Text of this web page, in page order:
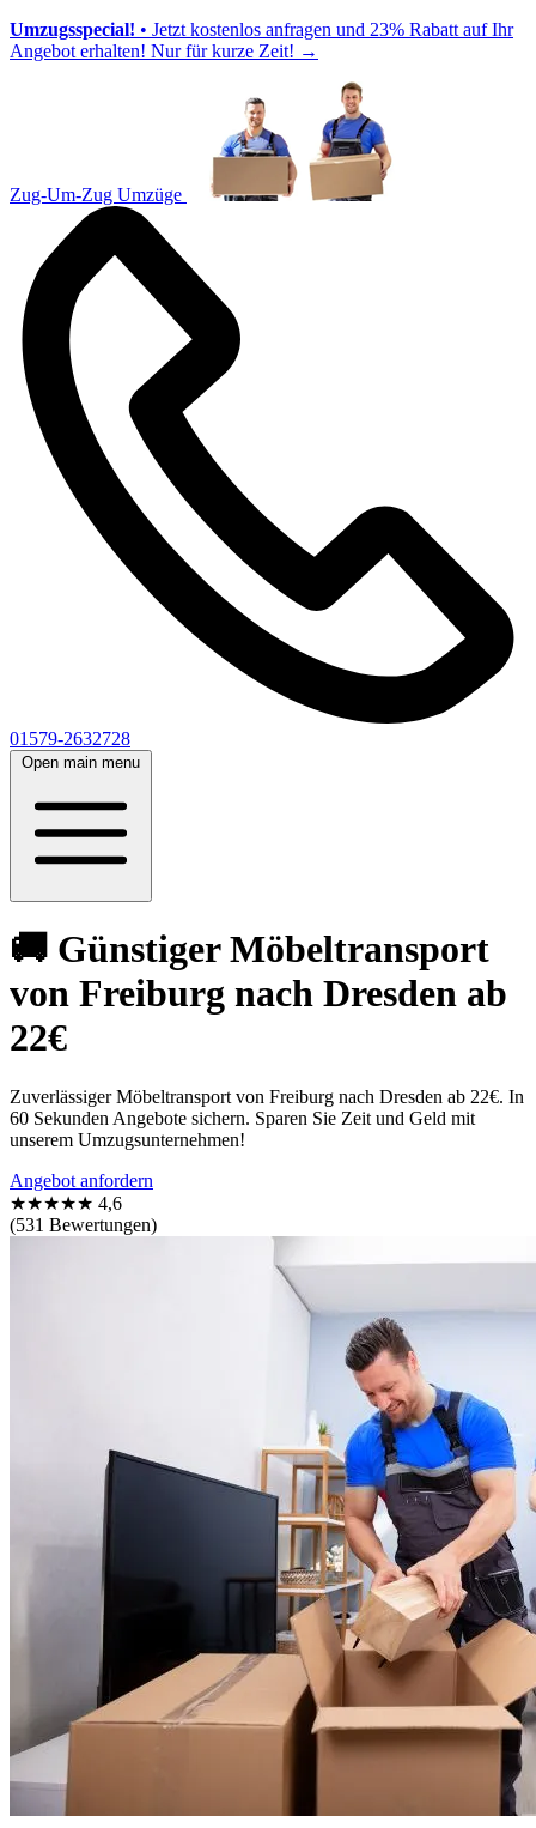
Umzugsspecial! • Jetzt kostenlos anfragen und 23% Rabatt auf Ihr
Angebot erhalten! Nur für kurze Zeit! →
Zug-Um-Zug Umzüge
01579-2632728
Open main menu
🚚 Günstiger Möbeltransport
von Freiburg nach Dresden ab
22€
Zuverlässiger Möbeltransport von Freiburg nach Dresden ab 22€. In
60 Sekunden Angebote sichern. Sparen Sie Zeit und Geld mit
unserem Umzugsunternehmen!
Angebot anfordern
★★★★★ 4,6
(531 Bewertungen)